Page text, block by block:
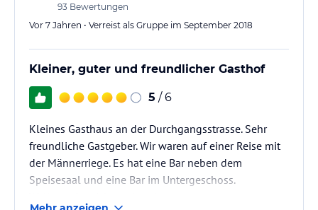
93 Bewertungen
Vor 7 Jahren • Verreist als Gruppe im September 2018
Kleiner, guter und freundlicher Gasthof
5 / 6
Kleines Gasthaus an der Durchgangsstrasse. Sehr
freundliche Gastgeber. Wir waren auf einer Reise mit
der Männerriege. Es hat eine Bar neben dem
Speisesaal und eine Bar im Untergeschoss.